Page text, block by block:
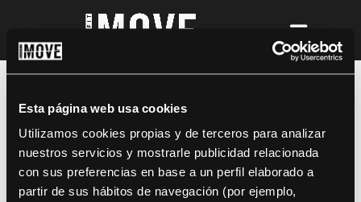
Esta página web usa cookies
Utilizamos cookies propias y de terceros para analizar
nuestros servicios y mostrarle publicidad relacionada
con sus preferencias en base a un perfil elaborado a
partir de sus hábitos de navegación (por ejemplo,
¡Para disfrutar de ALTAFIT MOVE tienes
así podrás acceder a todos nuestros
entrenamientos y clases online donde
quieras!